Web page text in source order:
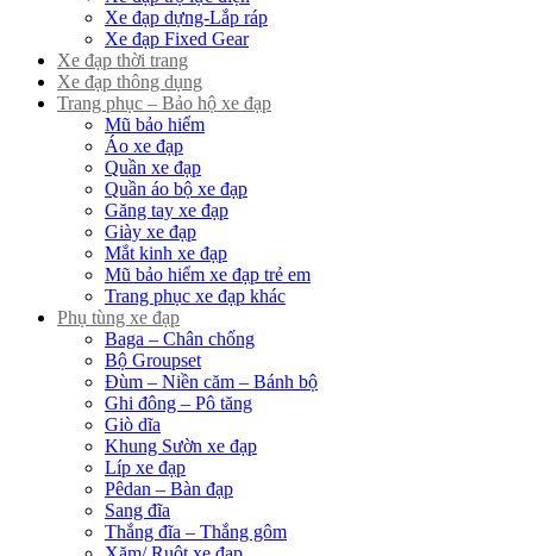
Xe đạp dựng-Lắp ráp
Xe đạp Fixed Gear
Xe đạp thời trang
Xe đạp thông dụng
Trang phục – Bảo hộ xe đạp
Mũ bảo hiểm
Áo xe đạp
Quần xe đạp
Quần áo bộ xe đạp
Găng tay xe đạp
Giày xe đạp
Mắt kinh xe đạp
Mũ bảo hiểm xe đạp trẻ em
Trang phục xe đạp khác
Phụ tùng xe đạp
Baga – Chân chống
Bộ Groupset
Đùm – Niền căm – Bánh bộ
Ghi đông – Pô tăng
Giò dĩa
Khung Sườn xe đạp
Líp xe đạp
Pêdan – Bàn đạp
Sang đĩa
Thắng đĩa – Thắng gôm